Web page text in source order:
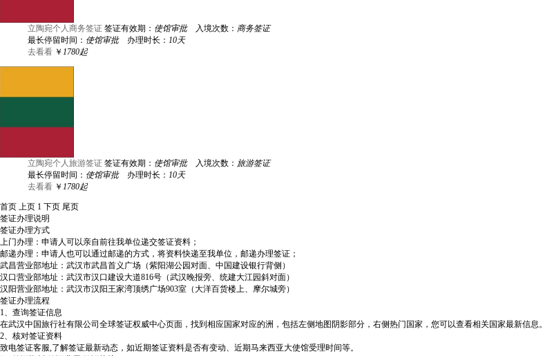
立陶宛个人商务签证 签证有效期： 使馆审批入境次数： 商务签证
最长停留时间： 使馆审批办理时长： 10天
去看看 ￥ 1780起
立陶宛个人旅游签证 签证有效期： 使馆审批入境次数： 旅游签证
最长停留时间： 使馆审批办理时长： 10天
去看看 ￥ 1780起
首页 上页 1 下页 尾页
签证办理说明
签证办理方式
上门办理：申请人可以亲自前往我单位递交签证资料；
邮递办理：申请人也可以通过邮递的方式，将资料快递至我单位，邮递办理签证；
武昌营业部地址：武汉市武昌首义广场（紫阳湖公园对面、中国建设银行背侧）
汉口营业部地址：武汉市汉口建设大道816号（武汉晚报旁、统建大江园斜对面）
汉阳营业部地址：武汉市汉阳王家湾顶绣广场903室（大洋百货楼上、摩尔城旁）
签证办理流程
1、查询签证信息
在武汉中国旅行社有限公司全球签证权威中心页面，找到相应国家对应的洲，包括左侧地图阴影部分，右侧热门国家，您可以查看相关国家最新信息。
2、核对签证资料
致电签证客服,了解签证最新动态，如近期签证资料是否有变动、近期马来西亚大使馆受理时间等。